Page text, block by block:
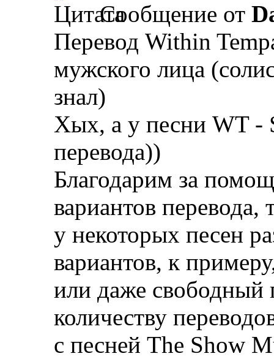
Сообщение от
Перевод Within
мужского лица
знал)
Хых, а у песни WT -
перевода))
Благодарим за
вариантов перевода,
у некоторых песен
вариантов, к
или даже свободный
количеству
с песней The Show